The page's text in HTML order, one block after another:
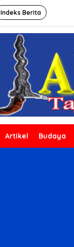
Indeks Berita
Artikel Budaya